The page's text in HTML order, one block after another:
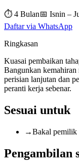
⏱ 4 Bulan📅 Isnin –
Daftar via WhatsApp
Ringkasan
Kuasai pembaikan
Bangunkan kemahiran
perisian lanjutan dan
peranti kerja sebenar.
Sesuai untuk
→Bakal pemilik
Pengambilan